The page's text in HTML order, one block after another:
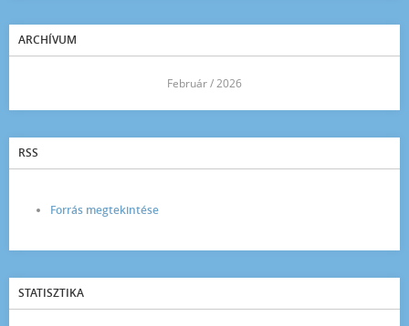
ARCHÍVUM
Február / 2026
RSS
Forrás megtekintése
STATISZTIKA